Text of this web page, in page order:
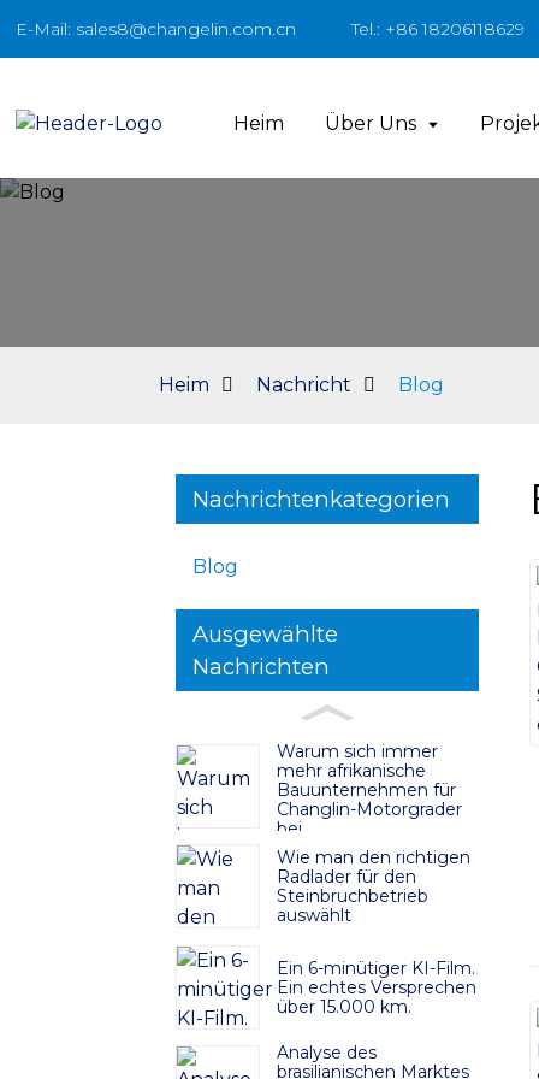
E-Mail: sales8@changelin.com.cn Tel.: +86 18206118629
Heim Über Uns
Heim Nachricht Blog
Nachrichtenkategorien
Blog
Ausgewählte
Nachrichten
Warum sich immer
mehr afrikanische
Bauunternehmen für
Changlin-Motorgrader
bei
Straßenbauprojekten
entscheiden
Wie man den richtigen
Radlader für den
Steinbruchbetrieb
auswählt
Ein 6-minütiger KI-Film.
Ein echtes Versprechen
über 15.000 km.
Analyse des
brasilianischen Marktes